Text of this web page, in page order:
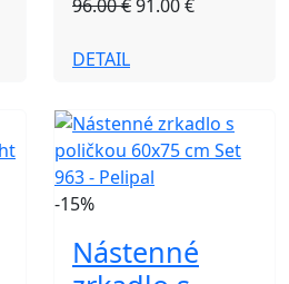
96.00 €91.00 €
DETAIL
-15%
Nástenné